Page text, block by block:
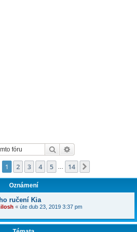
Hledat
z 14
1 2 3 4 5 14
Oznámení
ručení Kia
« úte dub 23, 2019 3:37 pm